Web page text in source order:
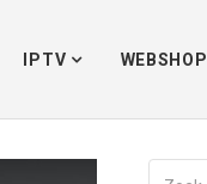
IPTV WEBSHOP